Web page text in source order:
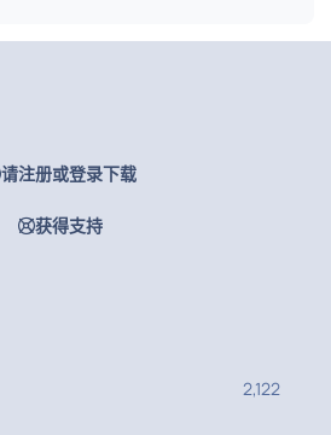
请注册或登录下载
获得支持
2,122